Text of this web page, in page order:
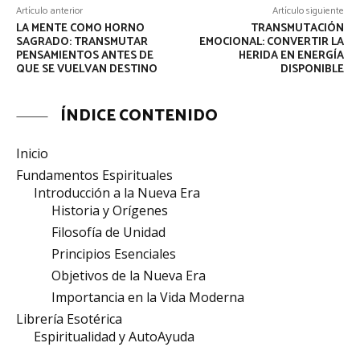
Artículo anterior
LA MENTE COMO HORNO
SAGRADO: TRANSMUTAR
PENSAMIENTOS ANTES DE
QUE SE VUELVAN DESTINO
Artículo siguiente
TRANSMUTACIÓN
EMOCIONAL: CONVERTIR LA
HERIDA EN ENERGÍA
DISPONIBLE
ÍNDICE CONTENIDO
Inicio
Fundamentos Espirituales
Introducción a la Nueva Era
Historia y Orígenes
Filosofía de Unidad
Principios Esenciales
Objetivos de la Nueva Era
Importancia en la Vida Moderna
Librería Esotérica
Espiritualidad y AutoAyuda